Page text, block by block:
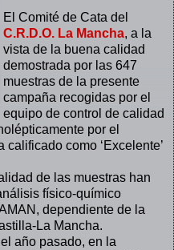
El Comité de Cata del
C.R.D.O. La Mancha, a la
vista de la buena calidad
demostrada por las 647
muestras de la presente
campaña recogidas por el
equipo de control de calidad
por el
como ‘Excelente’
de las muestras han
físico-químico
dependiente de la
La Mancha.
año pasado, en la